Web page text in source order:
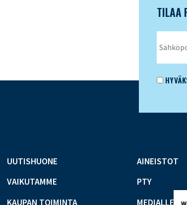
TILAA
UUTISHUONE
VAIKUTAMME
KAUPAN TOIMINTA
AINEISTOT
PTY
MEDIALLE